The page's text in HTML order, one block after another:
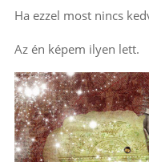
Ha ezzel most nincs
Az én képem ilyen lett.